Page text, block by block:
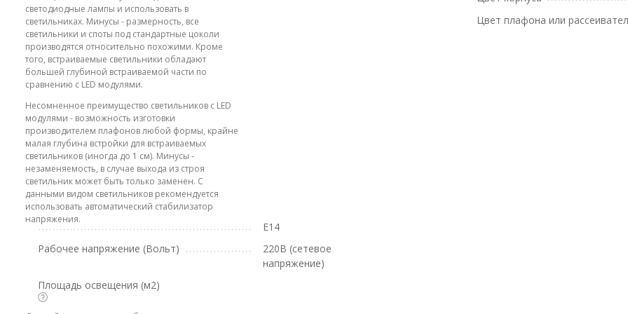
светодиодные лампы и использовать в
светильниках. Минусы - размерность, все
светильники и споты под стандартные цоколи
производятся относительно похожими. Кроме
того, встраиваемые светильники обладают
большей глубиной встраиваемой части по
сравнению с LED модулями.
Несомненное преимущество светильников с LED
модулями - возможность изготовки
производителем плафонов любой формы, крайне
малая глубина встройки для встраиваемых
светильников (иногда до 1 см). Минусы -
незаменяемость, в случае выхода из строя
светильник может быть только заменен. С
данными видом светильников рекомендуется
использовать автоматический стабилизатор
напряжения.
E14
Рабочее напряжение (Вольт)
220В (сетевое
напряжение)
Площадь освещения (м2)
Цвет плафона или